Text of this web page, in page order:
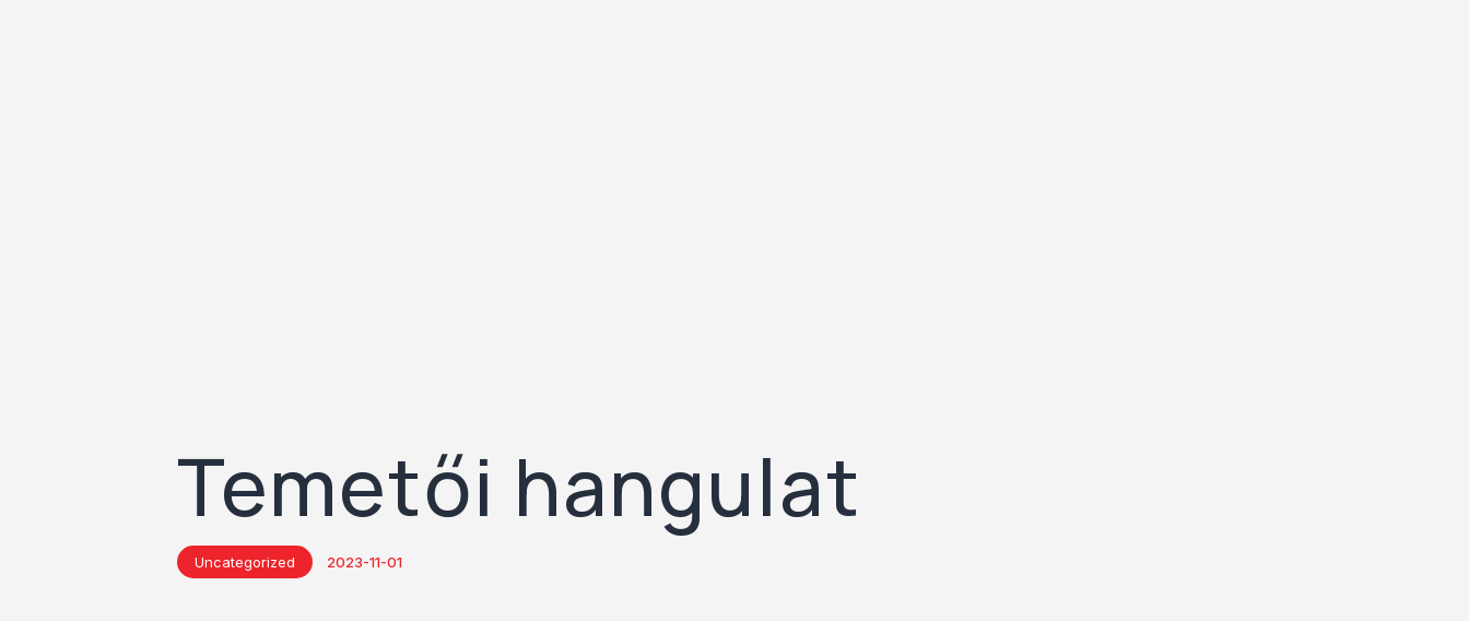
Temetői hangulat
Uncategorized 2023-11-01